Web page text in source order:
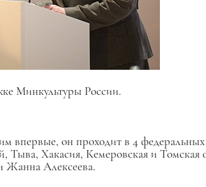
Минкультуры России.
он проходит в 4
Тыва, Хакасия, Кемеровская и
Жанна Алексеева.